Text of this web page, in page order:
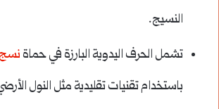
النسيج.
تشمل الحرف اليدوية البارزة في حماة نسج
باستخدام تقنيات تقليدية مثل النول